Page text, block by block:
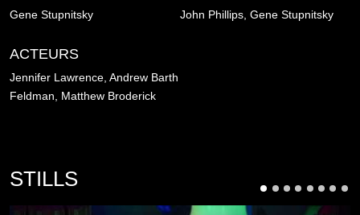
Gene Stupnitsky John Phillips, Gene Stupnitsky
ACTEURS
Jennifer Lawrence, Andrew Barth
Feldman,
Matthew Broderick
STILLS